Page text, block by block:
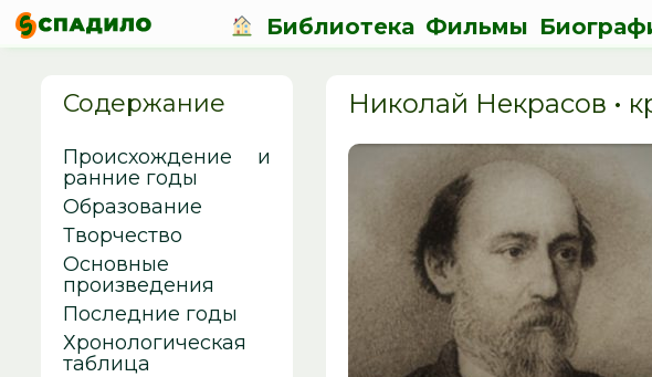
Библиотека Фильмы
Николай Некрасов •
Содержание
Происхождение и
ранние годы
Образование
Творчество
Основные
произведения
Последние годы
Хронологическая
таблица